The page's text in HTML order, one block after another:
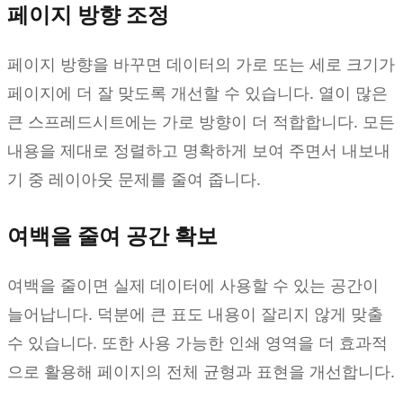
페이지 방향 조정
페이지 방향을 바꾸면 데이터의 가로 또는 세로 크기가
페이지에 더 잘 맞도록 개선할 수 있습니다. 열이 많은
큰 스프레드시트에는 가로 방향이 더 적합합니다. 모든
내용을 제대로 정렬하고 명확하게 보여 주면서 내보내
기 중 레이아웃 문제를 줄여 줍니다.
여백을 줄여 공간 확보
여백을 줄이면 실제 데이터에 사용할 수 있는 공간이
늘어납니다. 덕분에 큰 표도 내용이 잘리지 않게 맞출
수 있습니다. 또한 사용 가능한 인쇄 영역을 더 효과적
으로 활용해 페이지의 전체 균형과 표현을 개선합니다.